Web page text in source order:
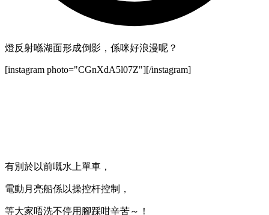
燈反射喺湖面形成倒影，係咪好浪漫呢？
[instagram photo="CGnXdA5l07Z"][/instagram]
有別於以前嘅水上單車，
電動月亮船係以操控杆控制，
等大家唔洗不停用腳踩咁辛苦～！